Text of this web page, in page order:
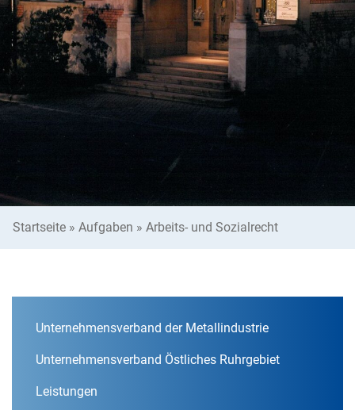
Startseite » Aufgaben » Arbeits- und Sozialrecht
Unternehmensverband der Metallindustrie
Unternehmensverband Östliches Ruhrgebiet
Leistungen